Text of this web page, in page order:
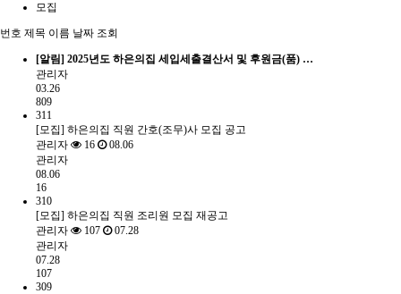
모집
번호 제목 이름 날짜 조회
[알림] 2025년도 하은의집 세입세출결산서 및 후원금(품) …
관리자
03.26
809
311
[모집] 하은의집 직원 간호(조무)사 모집 공고
관리자
16
08.06
관리자
08.06
16
310
[모집] 하은의집 직원 조리원 모집 재공고
관리자
107
07.28
관리자
07.28
107
309